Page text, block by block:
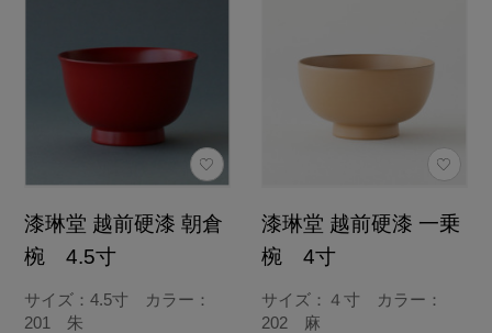
漆琳堂 越前硬漆 朝倉
椀 4.5寸
サイズ：4.5寸 カラー：
201 朱
漆琳堂 越前硬漆 一乗
椀 4寸
サイズ：４寸 カラー：
202 麻